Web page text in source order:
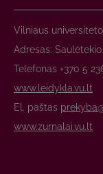
Vilniaus
Adresas: Saulėtekio
Telefonas +370 5
www.leidykla.vu.lt
El. paštas
www.zurnalai.vu.lt